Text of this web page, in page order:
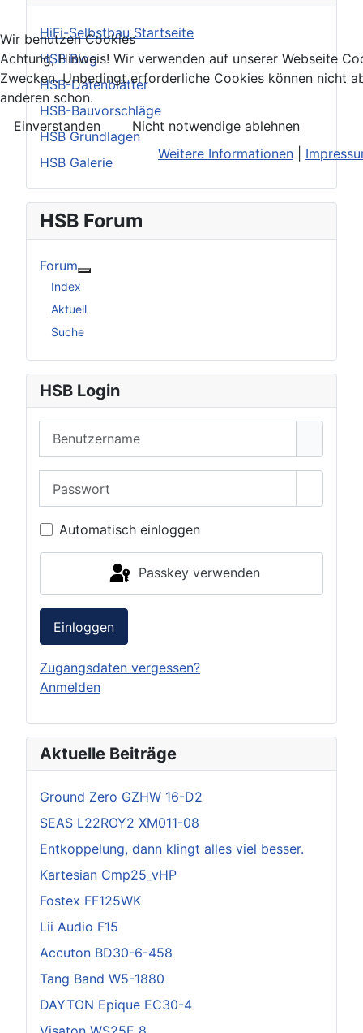
HiFi-Selbstbau Startseite
HSB Blog
HSB-Datenblätter
HSB-Bauvorschläge
HSB Grundlagen
HSB Galerie
HSB Forum
Forum
Index
Aktuell
Suche
HSB Login
Automatisch einloggen
Passkey verwenden
Einloggen
Zugangsdaten vergessen?
Anmelden
Aktuelle Beiträge
Ground Zero GZHW 16-D2
SEAS L22ROY2 XM011-08
Entkoppelung, dann klingt alles viel besser.
Kartesian Cmp25_vHP
Fostex FF125WK
Lii Audio F15
Accuton BD30-6-458
Tang Band W5-1880
DAYTON Epique EC30-4
Wir benutzen Cookies
Achtung, Hinweis! Wir verwenden auf unserer Webseite
Zwecken. Unbedingt erforderliche Cookies können nicht
anderen schon.
Einverstanden
Nicht notwendige ablehnen
Weitere Informationen